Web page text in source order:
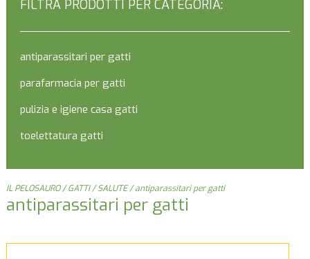
FILTRA PRODOTTI PER CATEGORIA:
antiparassitari per gatti
parafarmacia per gatti
pulizia e igiene casa gatti
toelettatura gatti
IL PELOSAURO/GATTI/SALUTE/ antiparassitari per gatti
antiparassitari per gatti